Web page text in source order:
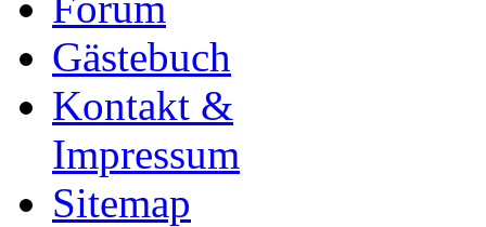
Gästebuch
Kontakt &
Impressum
Sitemap